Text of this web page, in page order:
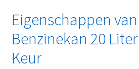
Eigenschappen
Benzinekan 20
Keur